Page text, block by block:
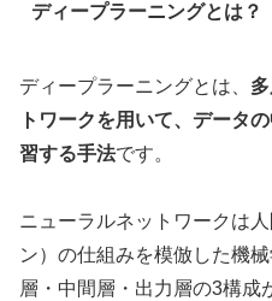
ディープラーニングとは？
ディープラーニングとは、
トワークを用いて、データ
習する手法です。
ニューラルネットワークは
ン）の仕組みを模倣した機
層・中間層・出力層の3構成